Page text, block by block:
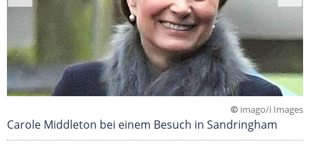
© imago/i Images
Carole Middleton bei einem Besuch in Sandringham